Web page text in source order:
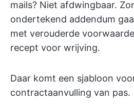
mails? Niet afdwingbaar.
ondertekend addendum
met verouderde
recept voor wrijving.
Daar komt een sjabloon
contractaanvulling van pas.